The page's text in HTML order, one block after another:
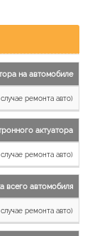
на автомобиле
ремонта авто)
актуатора
ремонта авто)
всего автомобиля
ремонта авто)